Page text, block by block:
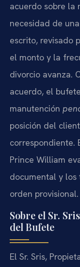
acuerdo sobre la
necesidad de
escrito, revisado
el monto y la
divorcio avanza.
acuerdo, el
manutención
posición del
correspondiente.
Prince William
documental y los
orden provisional.
Sobre el Sr.
del Bufete
El Sr. Sris,